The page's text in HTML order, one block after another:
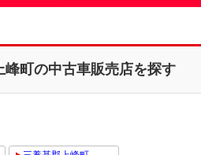
峰町の中古車販売店を探す